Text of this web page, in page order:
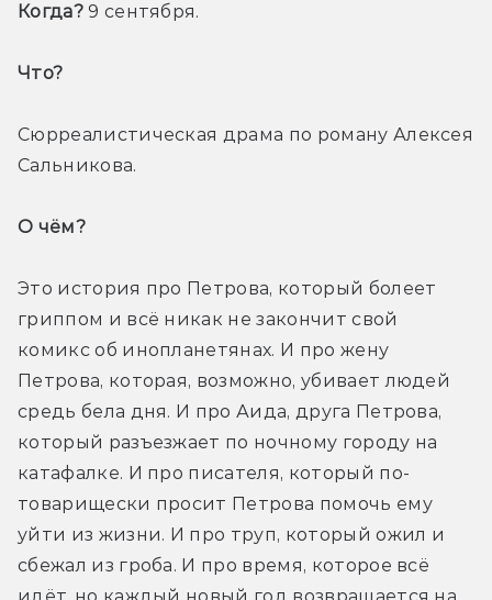
Когда? 9 сентября.
Что?
Сюрреалистическая драма по роману Алексея
Сальникова.
О чём?
Это история про Петрова, который болеет
гриппом и всё никак не закончит свой
комикс об инопланетянах. И про жену
Петрова, которая, возможно, убивает людей
средь бела дня. И про Аида, друга Петрова,
который разъезжает по ночному городу на
катафалке. И про писателя, который по-
товарищески просит Петрова помочь ему
уйти из жизни. И про труп, который ожил и
сбежал из гроба. И про время, которое всё